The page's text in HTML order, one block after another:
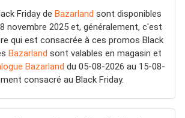
Friday de Bazarland sont disponibles
novembre 2025 et, généralement, c'est
qui est consacrée à ces promos Black
Bazarland sont valables en magasin et
Bazarland du 05-08-2026 au 15-08-
consacré au Black Friday.